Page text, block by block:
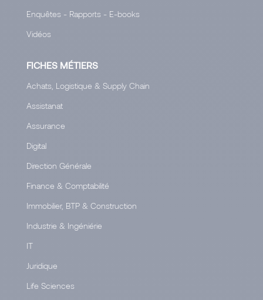
Enquêtes - Rapports - E-books
Vidéos
FICHES MÉTIERS
Achats, Logistique & Supply Chain
Assistanat
Assurance
Digital
Direction Générale
Finance & Comptabilité
Immobilier, BTP & Construction
Industrie & Ingéniérie
IT
Juridique
Life Sciences